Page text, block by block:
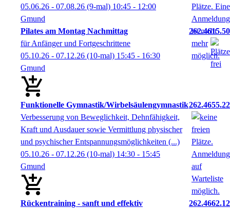
05.06.26 - 07.08.26 (9-mal) 10:45 - 12:00
Gmund
Pilates am Montag Nachmittag
262.4615.50
für Anfänger und Fortgeschrittene
05.10.26 - 07.12.26 (10-mal) 15:45 - 16:30
Gmund
Funktionelle Gymnastik/Wirbelsäulengymnastik262.4655.22
Verbesserung von Beweglichkeit, Dehnfähigkeit,
Kraft und Ausdauer sowie Vermittlung physischer
und psychischer Entspannungsmöglichkeiten (...)
05.10.26 - 07.12.26 (10-mal) 14:30 - 15:45
Gmund
Rückentraining - sanft und effektiv
262.4662.12